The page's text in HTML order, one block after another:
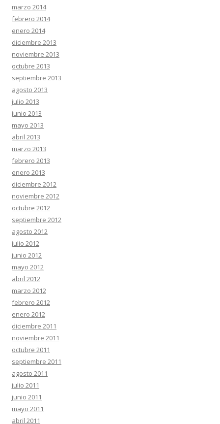
marzo 2014
febrero 2014
enero 2014
diciembre 2013
noviembre 2013
octubre 2013
septiembre 2013
agosto 2013
julio 2013
junio 2013
mayo 2013
abril 2013
marzo 2013
febrero 2013
enero 2013
diciembre 2012
noviembre 2012
octubre 2012
septiembre 2012
agosto 2012
julio 2012
junio 2012
mayo 2012
abril 2012
marzo 2012
febrero 2012
enero 2012
diciembre 2011
noviembre 2011
octubre 2011
septiembre 2011
agosto 2011
julio 2011
junio 2011
mayo 2011
abril 2011